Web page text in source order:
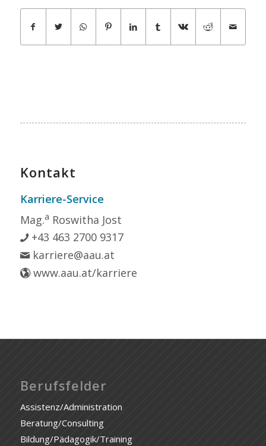
Kontakt
Karriere-Service
Mag.a Roswitha Jost
+43 463 2700 9317
karriere@aau.at
www.aau.at/karriere
Berufsfelder
Assistenz/Administration
Beratung/Consulting
Bildung/Pädagogik/Training